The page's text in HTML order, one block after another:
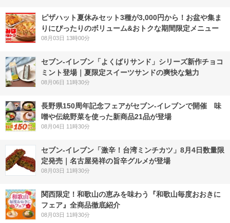
ピザハット夏休みセット3種が3,000円から！お盆や集ま
りにぴったりのボリューム&おトクな期間限定メニュー
08月03日 13時00分
セブン‐イレブン「よくばりサンド」シリーズ新作チョコ
ミント登場｜夏限定スイーツサンドの爽快な魅力
08月06日 11時30分
長野県150周年記念フェアがセブン-イレブンで開催 味
噌や伝統野菜を使った新商品21品が登場
08月04日 11時30分
セブン-イレブン「激辛！台湾ミンチカツ」8月4日数量限
定発売｜名古屋発祥の旨辛グルメが登場
08月03日 11時30分
関西限定！和歌山の恵みを味わう『和歌山毎度おおきに
フェア』全商品徹底紹介
08月03日 11時30分